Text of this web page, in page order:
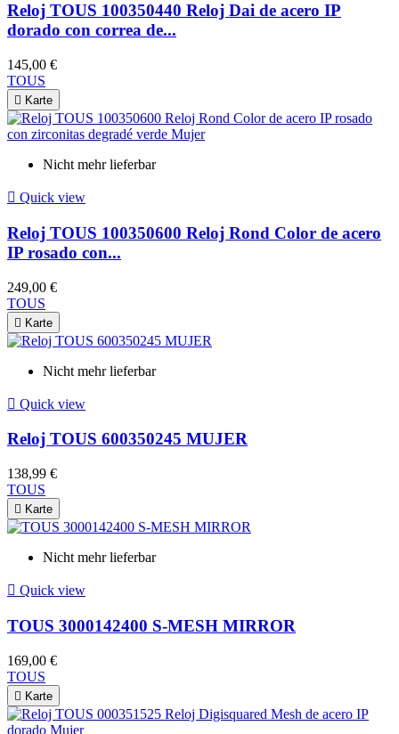
Reloj TOUS 100350440 Reloj Dai de acero IP
dorado con correa de...
145,00 €
TOUS
 Karte
Nicht mehr lieferbar
 Quick view
Reloj TOUS 100350600 Reloj Rond Color de acero
IP rosado con...
249,00 €
TOUS
 Karte
Nicht mehr lieferbar
 Quick view
Reloj TOUS 600350245 MUJER
138,99 €
TOUS
 Karte
Nicht mehr lieferbar
 Quick view
TOUS 3000142400 S-MESH MIRROR
169,00 €
TOUS
 Karte